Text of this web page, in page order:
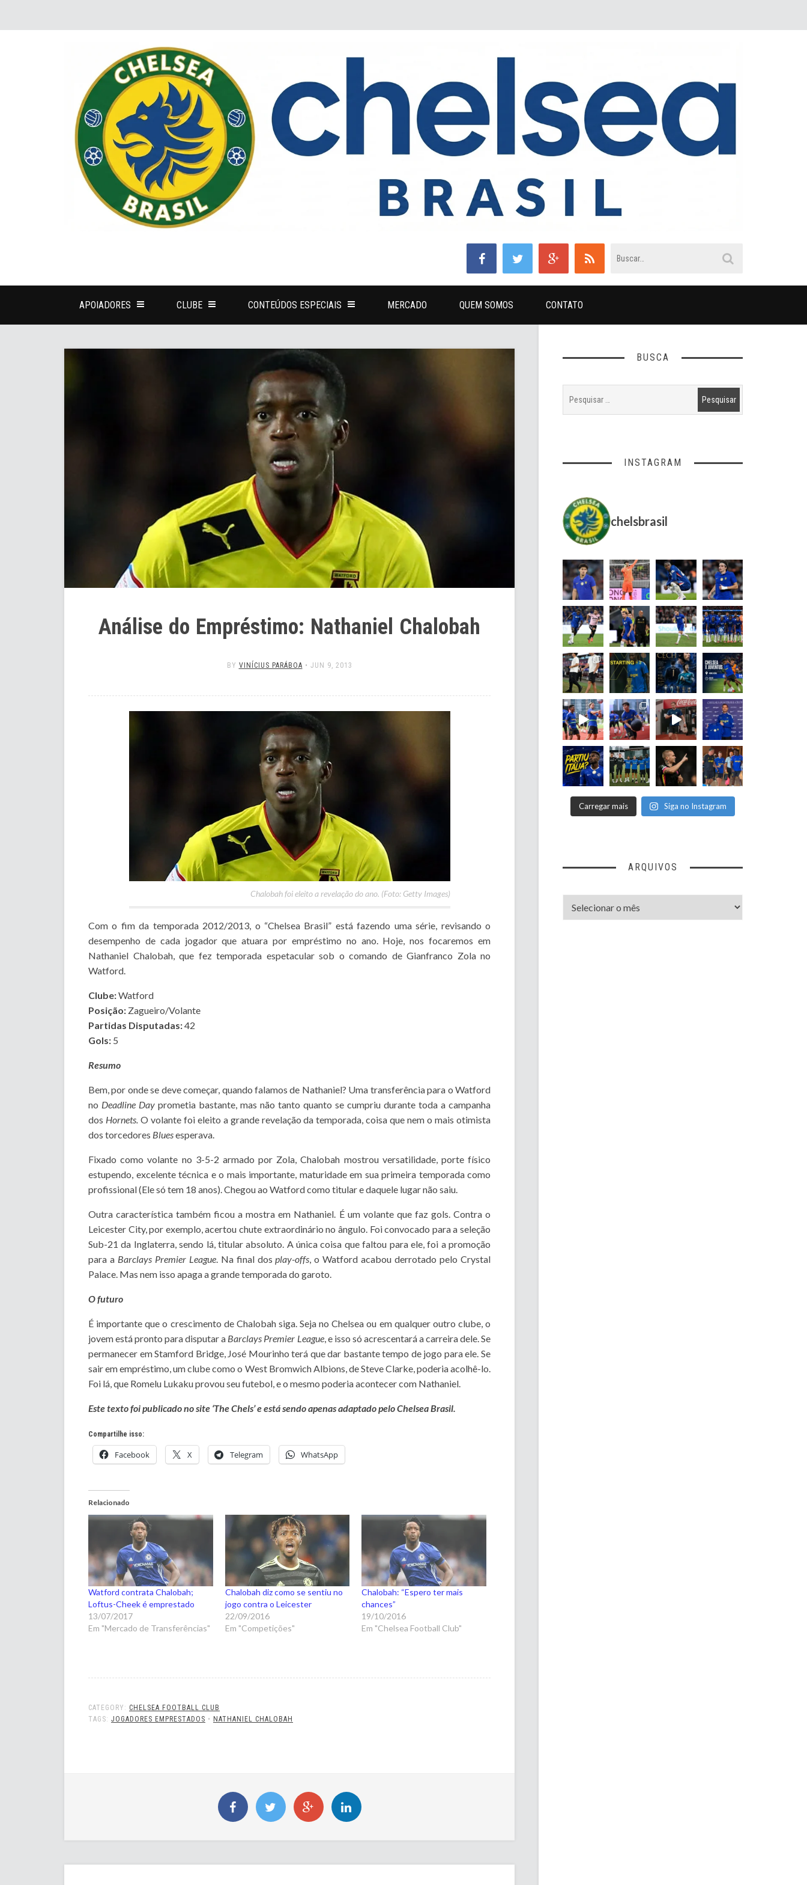
APOIADORES CLUBE CONTEÚDOS ESPECIAIS MERCADO QUEM SOMOS CONTATO
Análise do Empréstimo: Nathaniel Chalobah
BY VINÍCIUS PARÁBOA • JUN 9, 2013
Chalobah foi eleito a revelação do ano. (Foto: Getty Images)
Com o fim da temporada 2012/2013, o “Chelsea Brasil” está fazendo uma série, revisando o
desempenho de cada jogador que atuara por empréstimo no ano. Hoje, nos focaremos em
Nathaniel Chalobah, que fez temporada espetacular sob o comando de Gianfranco Zola no
Watford.
Clube:Watford
Posição: Zagueiro/Volante
Partidas Disputadas:42
Gols: 5
Resumo
Bem, por onde se deve começar, quando falamos de Nathaniel? Uma transferência para o Watford
no Deadline Day prometia bastante, mas não tanto quanto se cumpriu durante toda a campanha
dos Hornets. O volante foi eleito a grande revelação da temporada, coisa que nem o mais otimista
dos torcedores Bluesesperava.
Fixado como volante no 3-5-2 armado por Zola, Chalobah mostrou versatilidade, porte físico
estupendo, excelente técnica e o mais importante, maturidade em sua primeira temporada como
profissional (Ele só tem 18 anos). Chegou ao Watford como titular e daquele lugar não saiu.
Outra característica também ficou a mostra em Nathaniel. É um volante que faz gols. Contra o
Leicester City, por exemplo, acertou chute extraordinário no ângulo. Foi convocado para a seleção
Sub-21 da Inglaterra, sendo lá, titular absoluto. A única coisa que faltou para ele, foi a promoção
para a Barclays Premier League. Na final dosplay-offs, o Watford acabou derrotado pelo Crystal
Palace. Mas nem isso apaga a grande temporada do garoto.
O futuro
É importante que o crescimento de Chalobah siga. Seja no Chelsea ou em qualquer outro clube, o
jovem está pronto para disputar a Barclays Premier League, e isso só acrescentará a carreira dele. Se
permanecer em Stamford Bridge, José Mourinho terá que dar bastante tempo de jogo para ele. Se
sair em empréstimo, um clube como o West Bromwich Albions, de Steve Clarke, poderia acolhê-lo.
Foi lá, que Romelu Lukaku provou seu futebol, e o mesmo poderia acontecer com Nathaniel.
Este texto foi publicado no site ‘The Chels’ e está sendo apenas adaptado pelo Chelsea Brasil.
Compartilhe isso:
Facebook X Telegram WhatsApp
Relacionado
Watford contrata Chalobah;
Loftus-Cheek é emprestado
13/07/2017
Em "Mercado de Transferências"
Chalobah diz como se sentiu no
jogo contra o Leicester
22/09/2016
Em "Competições"
Chalobah: “Espero ter mais
chances”
19/10/2016
Em "Chelsea Football Club"
CATEGORY: CHELSEA FOOTBALL CLUB
TAGS: JOGADORES EMPRESTADOS • NATHANIEL CHALOBAH
BUSCA
INSTAGRAM
chelsbrasil
Carregar mais Siga no Instagram
ARQUIVOS